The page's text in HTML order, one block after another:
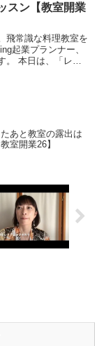
スン【教室開業
飛常識な料理教室を
起業プランナー、
。 本日は、「レッ
あと教室の露出は
室開業26】